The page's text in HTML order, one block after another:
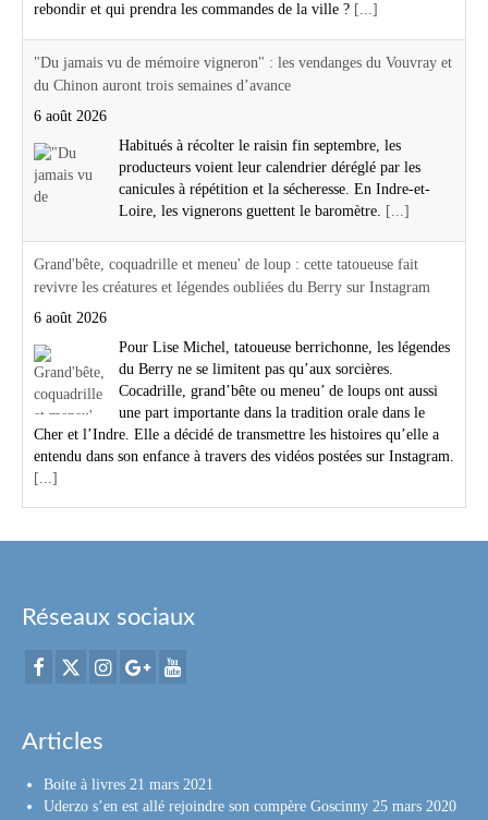
rebondir et qui prendra les commandes de la ville ? [...]
"Du jamais vu de mémoire vigneron" : les vendanges du Vouvray et
du Chinon auront trois semaines d’avance
6 août 2026
Habitués à récolter le raisin fin septembre, les
producteurs voient leur calendrier déréglé par les
canicules à répétition et la sécheresse. En Indre-et-
Loire, les vignerons guettent le baromètre. [...]
Grand'bête, coquadrille et meneu' de loup : cette tatoueuse fait
revivre les créatures et légendes oubliées du Berry sur Instagram
6 août 2026
Pour Lise Michel, tatoueuse berrichonne, les légendes
du Berry ne se limitent pas qu’aux sorcières.
Cocadrille, grand’bête ou meneu’ de loups ont aussi
une part importante dans la tradition orale dans le
Cher et l’Indre. Elle a décidé de transmettre les histoires qu’elle a
entendu dans son enfance à travers des vidéos postées sur Instagram.
[...]
Réseaux sociaux
Articles
Boite à livres 21 mars 2021
Uderzo s’en est allé rejoindre son compère Goscinny 25 mars 2020